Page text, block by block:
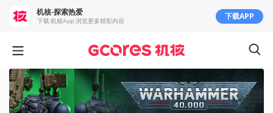
机核-探索热爱
下载 机核App 浏览更多精彩内容 下载APP